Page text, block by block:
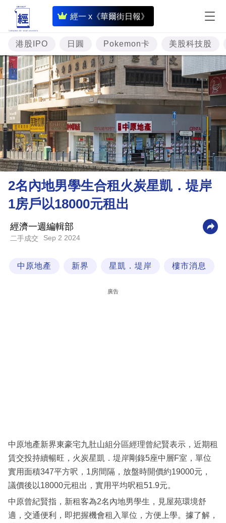
經一 x《華爾街日報》
即
時
財
經
專
題
投
資
樓
市
理
財
商
業
科
區
港股IPO 日圓 Pokemon卡 美股科技股
2名內地男學生合租火炭星凱．堤岸
1房戶以18000元租出
經濟一週編輯部
二手成交 Sep 2 2024
中原地產 新界 星凱．堤岸 樓市消息
廣告
中原地產新界東豪宅九肚山組分區經理曾紀賢表示，近期租
賃交投持續暢旺，火炭星凱．堤岸剛錄5座中層F室，單位
實用面積347平方呎，1房間隔，放盤時開價約19000元，
議價後以18000元租出，實用平均呎租51.9元。
中原曾紀賢指，新租客為2名內地男學生，見屋苑環境舒
適，交通便利，即把握機會租入單位，方便上學。據了解，